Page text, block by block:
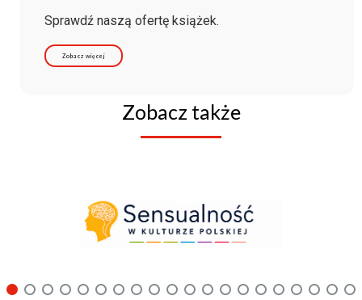
Sprawdź naszą ofertę książek.
Zobacz więcej
Zobacz także